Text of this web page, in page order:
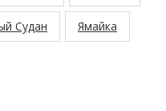
Судан Ямайка